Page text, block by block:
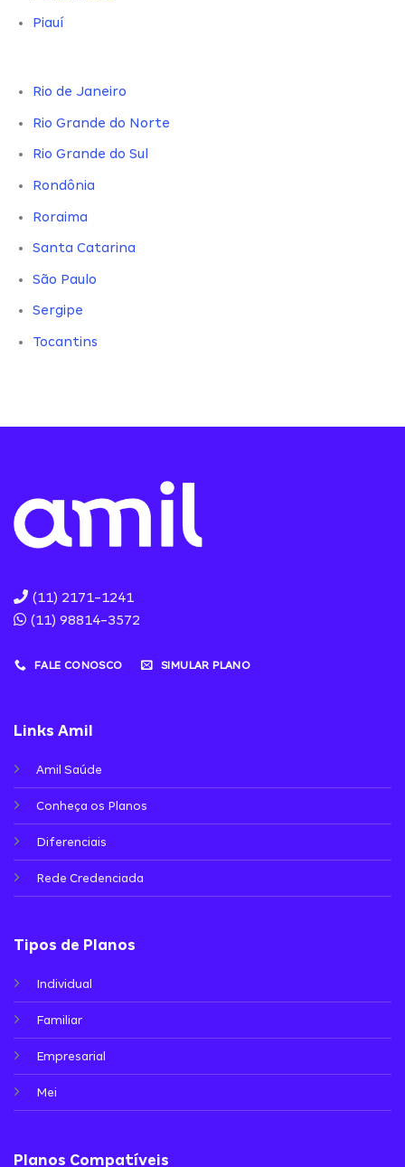
Piauí
Rio de Janeiro
Rio Grande do Norte
Rio Grande do Sul
Rondônia
Roraima
Santa Catarina
São Paulo
Sergipe
Tocantins
(11) 2171-1241
(11) 98814-3572
FALE CONOSCO SIMULAR PLANO
Links Amil
Amil Saúde
Conheça os Planos
Diferenciais
Rede Credenciada
Tipos de Planos
Individual
Familiar
Empresarial
Mei
Planos Compatíveis